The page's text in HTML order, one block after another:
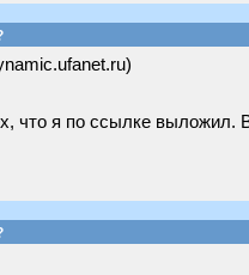
что я по ссылке выложил.